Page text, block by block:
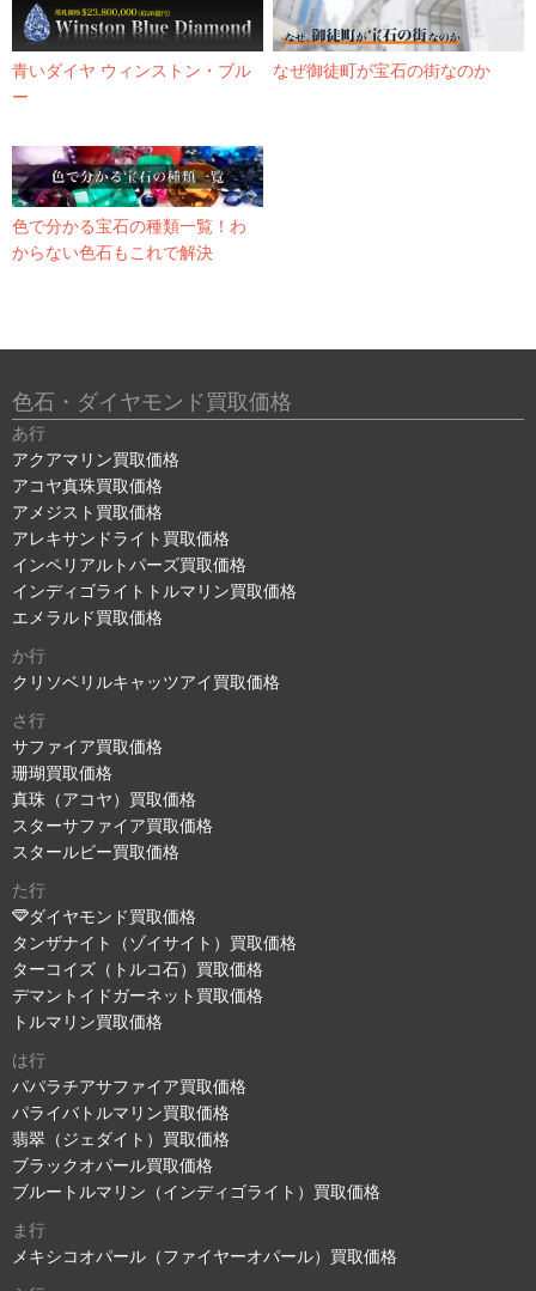
青いダイヤ ウィンストン・ブル
ー
なぜ御徒町が宝石の街なのか
色で分かる宝石の種類一覧！わ
からない色石もこれで解決
色石・ダイヤモンド買取価格
あ行
アクアマリン買取価格
アコヤ真珠買取価格
アメジスト買取価格
アレキサンドライト買取価格
インペリアルトパーズ買取価格
インディゴライトトルマリン買取価格
エメラルド買取価格
か行
クリソベリルキャッツアイ買取価格
さ行
サファイア買取価格
珊瑚買取価格
真珠（アコヤ）買取価格
スターサファイア買取価格
スタールビー買取価格
た行
ダイヤモンド買取価格
タンザナイト（ゾイサイト）買取価格
ターコイズ（トルコ石）買取価格
デマントイドガーネット買取価格
トルマリン買取価格
は行
パパラチアサファイア買取価格
パライバトルマリン買取価格
翡翠（ジェダイト）買取価格
ブラックオパール買取価格
ブルートルマリン（インディゴライト）買取価格
ま行
メキシコオパール（ファイヤーオパール）買取価格